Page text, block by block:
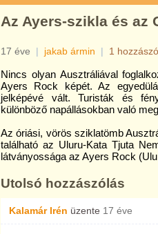
Az Ayers-szikla és az
17 éve | jakab ármin | 1
Nincs olyan Ausztráliával
Ayers Rock képét. Az
jelképévé vált. Turisták és
különböző napállásokban való
Az óriási, vörös sziklatömb
található az Uluru-Kata Tjuta
látványossága az Ayers Rock
Utolsó hozzászólás
Kalamár Irén üzente 17 éve